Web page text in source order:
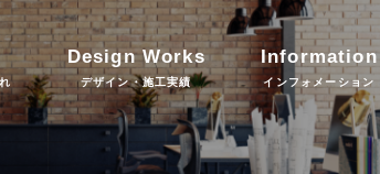
Design Works
デザイン・施工実績
Information
インフォメーション